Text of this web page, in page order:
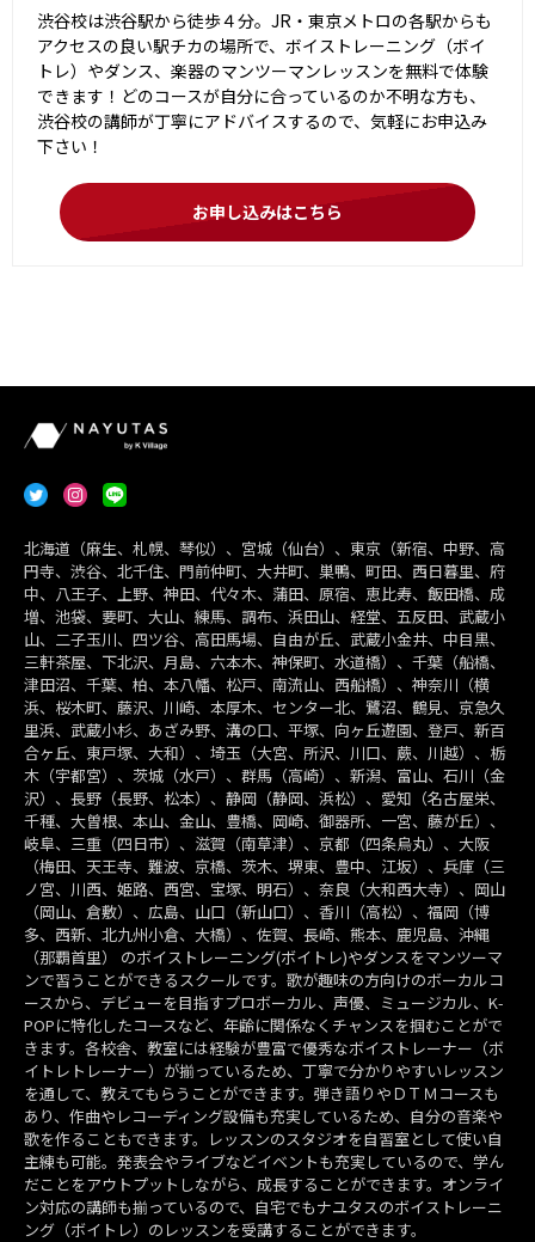
渋谷校は渋谷駅から徒歩４分。JR・東京メトロの各駅からも
アクセスの良い駅チカの場所で、ボイストレーニング（ボイ
トレ）やダンス、楽器のマンツーマンレッスンを無料で体験
できます！どのコースが自分に合っているのか不明な方も、
渋谷校の講師が丁寧にアドバイスするので、気軽にお申込み
下さい！
お申し込みはこちら
北海道（麻生、札幌、琴似）、宮城（仙台）、東京（新宿、中野、高
円寺、渋谷、北千住、門前仲町、大井町、巣鴨、町田、西日暮里、府
中、八王子、上野、神田、代々木、蒲田、原宿、恵比寿、飯田橋、成
増、池袋、要町、大山、練馬、調布、浜田山、経堂、五反田、武蔵小
山、二子玉川、四ツ谷、高田馬場、自由が丘、武蔵小金井、中目黒、
三軒茶屋、下北沢、月島、六本木、神保町、水道橋）、千葉（船橋、
津田沼、千葉、柏、本八幡、松戸、南流山、西船橋）、神奈川（横
浜、桜木町、藤沢、川崎、本厚木、センター北、鷺沼、鶴見、京急久
里浜、武蔵小杉、あざみ野、溝の口、平塚、向ヶ丘遊園、登戸、新百
合ヶ丘、東戸塚、大和）、埼玉（大宮、所沢、川口、蕨、川越）、栃
木（宇都宮）、茨城（水戸）、群馬（高崎）、新潟、富山、石川（金
沢）、長野（長野、松本）、静岡（静岡、浜松）、愛知（名古屋栄、
千種、大曽根、本山、金山、豊橋、岡崎、御器所、一宮、藤が丘）、
岐阜、三重（四日市）、滋賀（南草津）、京都（四条烏丸）、大阪
（梅田、天王寺、難波、京橋、茨木、堺東、豊中、江坂）、兵庫（三
ノ宮、川西、姫路、西宮、宝塚、明石）、奈良（大和西大寺）、岡山
（岡山、倉敷）、広島、山口（新山口）、香川（高松）、福岡（博
多、西新、北九州小倉、大橋）、佐賀、長崎、熊本、鹿児島、沖縄
（那覇首里） のボイストレーニング(ボイトレ)やダンスをマンツーマ
ンで習うことができるスクールです。歌が趣味の方向けのボーカルコ
ースから、デビューを目指すプロボーカル、声優、ミュージカル、K-
POPに特化したコースなど、年齢に関係なくチャンスを掴むことがで
きます。各校舎、教室には経験が豊富で優秀なボイストレーナー（ボ
イトレトレーナー）が揃っているため、丁寧で分かりやすいレッスン
を通して、教えてもらうことができます。弾き語りやＤＴＭコースも
あり、作曲やレコーディング設備も充実しているため、自分の音楽や
歌を作ることもできます。レッスンのスタジオを自習室として使い自
主練も可能。発表会やライブなどイベントも充実しているので、学ん
だことをアウトプットしながら、成長することができます。オンライ
ン対応の講師も揃っているので、自宅でもナユタスのボイストレーニ
ング（ボイトレ）のレッスンを受講することができます。